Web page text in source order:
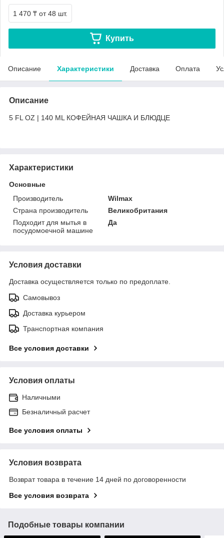
1 470 ₸ от 48 шт.
Купить
Описание Характеристики Доставка Оплата
Описание
5 FL OZ | 140 ML КОФЕЙНАЯ ЧАШКА И БЛЮДЦЕ
Характеристики
Основные
Производитель
Wilmax
Страна производитель
Великобритания
Подходит для мытья в
посудомоечной машине
Да
Условия доставки
Доставка осуществляется только по предоплате.
Самовывоз
Доставка курьером
Транспортная компания
Все условия доставки
Условия оплаты
Наличными
Безналичный расчет
Все условия оплаты
Условия возврата
Возврат товара в течение 14 дней по договоренности
Все условия возврата
Подобные товары компании